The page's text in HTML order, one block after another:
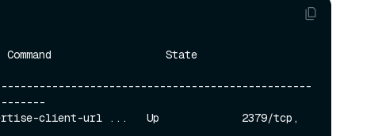
client-url ...   Up             2379/tcp,